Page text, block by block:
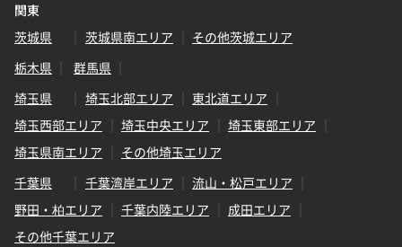
関東
茨城県
茨城県南エリア
その他茨城エリア
栃木県
群馬県
埼玉県
埼玉北部エリア
東北道エリア
埼玉西部エリア
埼玉中央エリア
埼玉東部エリア
埼玉県南エリア
その他埼玉エリア
千葉県
千葉湾岸エリア
流山・松戸エリア
野田・柏エリア
千葉内陸エリア
成田エリア
その他千葉エリア